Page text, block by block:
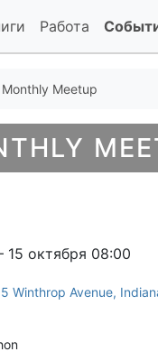
Работа
Meetup
октября 08:00
Winthrop Avenue,